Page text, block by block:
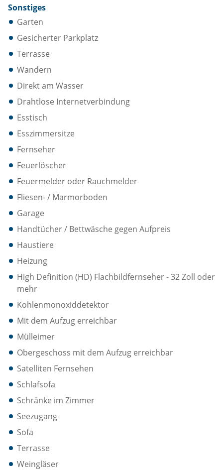
Sonstiges
Garten
Gesicherter Parkplatz
Terrasse
Wandern
Direkt am Wasser
Drahtlose Internetverbindung
Esstisch
Esszimmersitze
Fernseher
Feuerlöscher
Feuermelder oder Rauchmelder
Fliesen- / Marmorboden
Garage
Handtücher / Bettwäsche gegen Aufpreis
Haustiere
Heizung
High Definition (HD) Flachbildfernseher - 32 Zoll oder
mehr
Kohlenmonoxiddetektor
Mit dem Aufzug erreichbar
Mülleimer
Obergeschoss mit dem Aufzug erreichbar
Satelliten Fernsehen
Schlafsofa
Schränke im Zimmer
Seezugang
Sofa
Terrasse
Weingläser